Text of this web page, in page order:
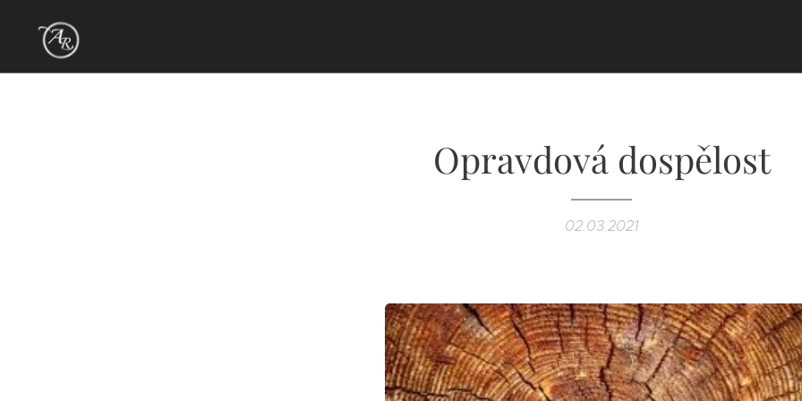
Opravdová dospělost
02.03.2021